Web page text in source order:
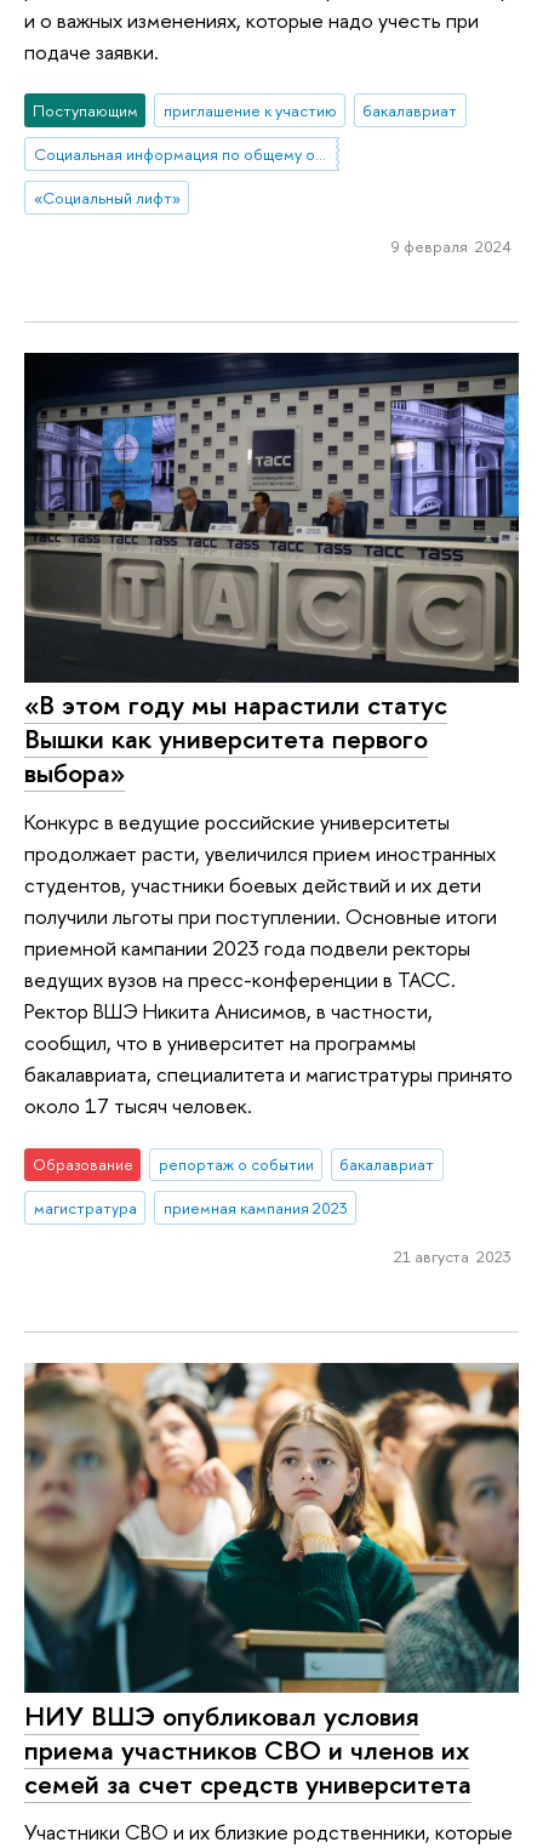
и о важных изменениях, которые надо учесть при
подаче заявки.
Поступающим приглашение к участию
бакалавриат
Социальная информация по общему образованию
«Социальный лифт»
9 февраля 2024
«В этом году мы нарастили статус
Вышки как университета первого
выбора»
Конкурс в ведущие российские университеты
продолжает расти, увеличился прием иностранных
студентов, участники боевых действий и их дети
получили льготы при поступлении. Основные итоги
приемной кампании 2023 года подвели ректоры
ведущих вузов на пресс-конференции в ТАСС.
Ректор ВШЭ Никита Анисимов, в частности,
сообщил, что в университет на программы
бакалавриата, специалитета и магистратуры принято
около 17 тысяч человек.
Образование репортаж о событии
бакалавриат
магистратура
приемная кампания 2023
21 августа 2023
НИУ ВШЭ опубликовал условия
приема участников СВО и членов их
семей за счет средств университета
Участники СВО и их близкие родственники, которые